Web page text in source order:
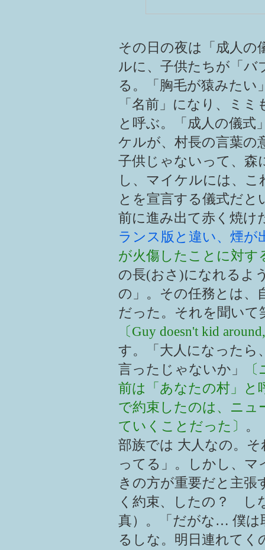
その日の夜は「成人の
ルに、子供たちが「バ
る。「胸毛が猿みた
「名前」になり、ミ
と呼ぶ。「成人の儀式
ケルが、村長の言葉の
子供じゃないって、森
し、マイケルには、
とを宣言する儀式だ
前に進み出て赤く焼け
ランス版と違い、煙が
が火傷したことに対す
の長(おさ)になれるよ
の」。その任務とは、
だった。それを聞いて
〔Guy doesn't kid
す。「大人になったら
言ったじゃないか」
前は「あなたの村」と
で約束したのは、ニュ
ていくことだった〕 。
部族では 大人なの。
ってる」。しかし、マ
きの方が重要だと主張
く約束、したの？ し
真）。「だがな… 僕は
るしな。明日連れてく